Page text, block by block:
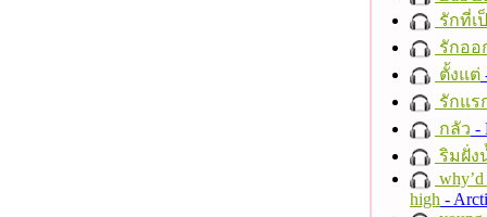
รักที่เ
รักออ
ตั้งแต่
รักแร
กลัว -
ริมฝั่ง
high -